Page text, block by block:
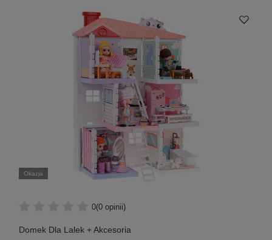
Okazja
0(0 opinii)
Domek Dla Lalek + Akcesoria